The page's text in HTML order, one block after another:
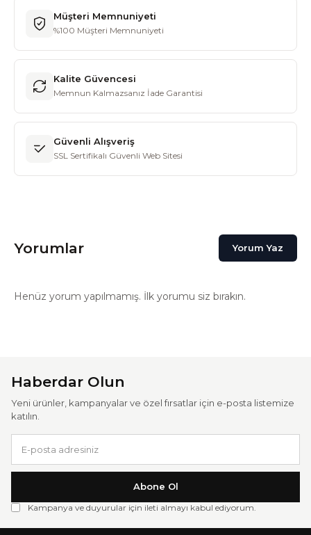
Müşteri Memnuniyeti
%100 Müşteri Memnuniyeti
Kalite Güvencesi
Memnun Kalmazsanız İade Garantisi
Güvenli Alışveriş
SSL Sertifikalı Güvenli Web Sitesi
Yorumlar Yorum Yaz
Henüz yorum yapılmamış. İlk yorumu siz bırakın.
Haberdar Olun
Yeni ürünler, kampanyalar ve özel fırsatlar için e-posta listemize
katılın.
Abone Ol
Kampanya ve duyurular için ileti almayı kabul ediyorum.